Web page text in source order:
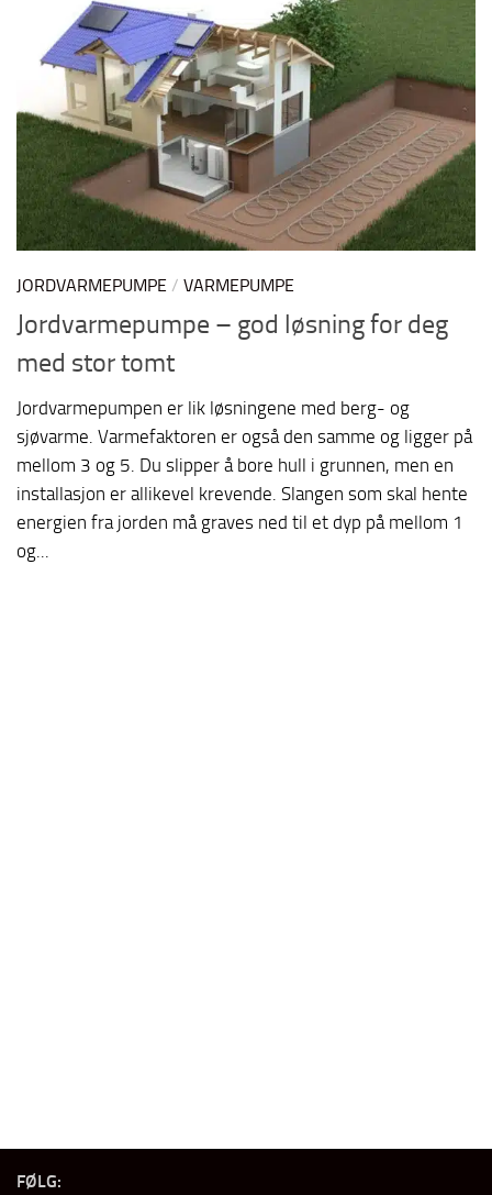
JORDVARMEPUMPE / VARMEPUMPE
Jordvarmepumpe – god løsning for deg
med stor tomt
Jordvarmepumpen er lik løsningene med berg- og
sjøvarme. Varmefaktoren er også den samme og ligger på
mellom 3 og 5. Du slipper å bore hull i grunnen, men en
installasjon er allikevel krevende. Slangen som skal hente
energien fra jorden må graves ned til et dyp på mellom 1
og...
FØLG: